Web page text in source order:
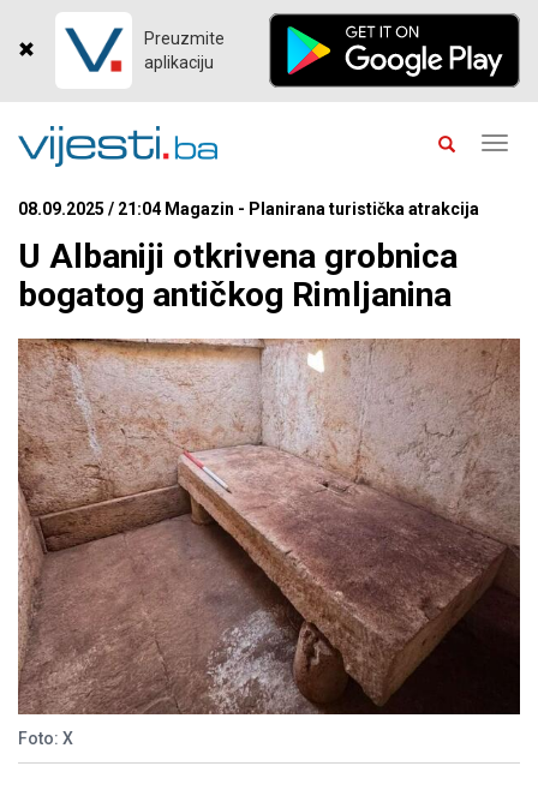
Preuzmite
aplikaciju
08.09.2025 / 21:04 Magazin - Planirana turistička atrakcija
U Albaniji otkrivena grobnica
bogatog antičkog Rimljanina
Foto: X